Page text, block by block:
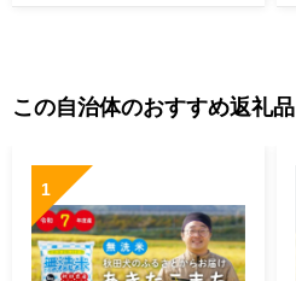
パクトミノー ヤマメ 山女魚
イワナ 岩魚 アマゴ ニジマス
この自治体のおすすめ返礼品
1